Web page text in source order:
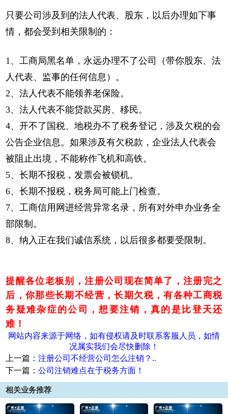
只要公司涉及到的法人代表、股东，以后办理如下事
情，都会受到相关限制的：
1、工商局黑名单，永远办理不了公司（带你股东、法
人代表、监事的任何信息）。
2、法人代表不能领养老保险。
3、法人代表不能贷款买房、移民。
4、开不了国税、地税办不了税务登记，涉及欠税的会
公告企业信息。如果涉及有欠税款，企业法人代表会
被阻止出境，不能称作飞机和高铁。
5、长期不报税，发票会被锁机。
6、长期不报税，税务局可能上门检查。
7、工商信用网进经营异常名录，所有对外申办业务全
部限制。
8、纳入正在我们诚信系统，以后很多都要受限制。
提醒各位老板别，注册公司现在简单了，注册完之
后，你那些长期不经营，长期欠税，有各种工商税
务疑难杂症的公司，想要注销，真的是比登天还
难！
网站内容来源于网络，如有侵权请及时联系客服人员，如情
况属实我们会尽快删除！
上一篇：注册公司不经营公司怎么注销？..
下一篇：公司注销难点在于税务方面！
相关业务推荐